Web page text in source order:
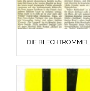
DIE